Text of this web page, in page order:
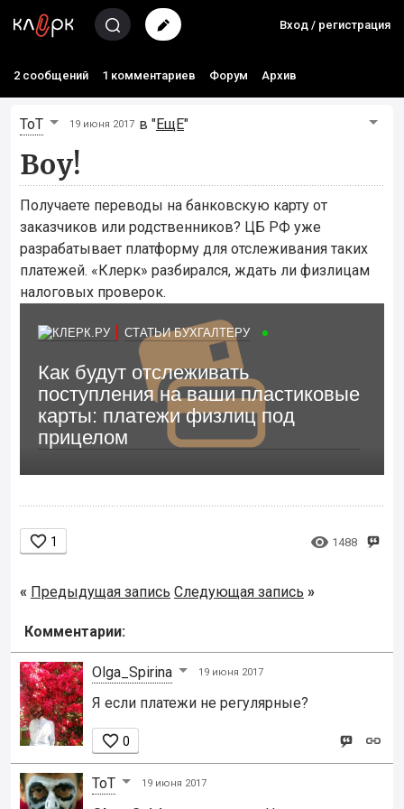
Вход / регистрация
2 сообщений 1 комментариев Форум Архив
ToT 19 июня 2017 в "ЕщЕ"
Воу!
Получаете переводы на банковскую карту от
заказчиков или родственников? ЦБ РФ уже
разрабатывает платформу для отслеживания таких
платежей. «Клерк» разбирался, ждать ли физлицам
налоговых проверок.
СТАТЬИ БУХГАЛТЕРУ
Как будут отслеживать
поступления на ваши пластиковые
карты: платежи физлиц под
прицелом
 1  1488
« Предыдущая запись Следующая запись »
Комментарии:
Olga_Spirina 19 июня 2017
Я если платежи не регулярные?
 0
ToT 19 июня 2017